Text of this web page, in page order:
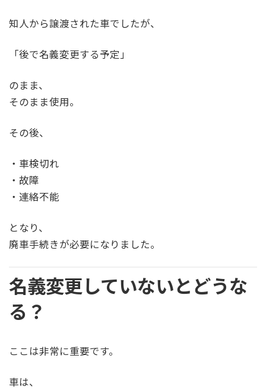
知人から譲渡された車でしたが、
「後で名義変更する予定」
のまま、
そのまま使用。
その後、
・車検切れ
・故障
・連絡不能
となり、
廃車手続きが必要になりました。
名義変更していないとどうな
る？
ここは非常に重要です。
車は、